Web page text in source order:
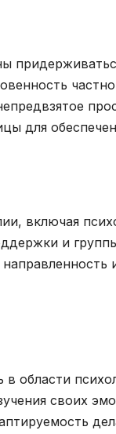
для
включая
и
области
своих